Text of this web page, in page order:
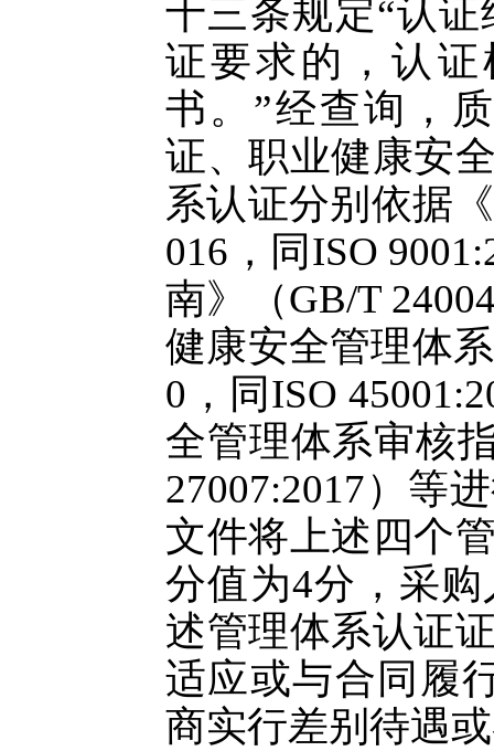
十三条规定“认
证要求的，认
书。”经查询，
证、职业健康安
系认证分别依据
016，同ISO
南》（GB/T
健康安全管理体
0，同ISO
全管理体系审核
27007:2017）等
文件将上述四个
分值为4分，采
述管理体系认证
适应或与合同履
商实行差别待遇